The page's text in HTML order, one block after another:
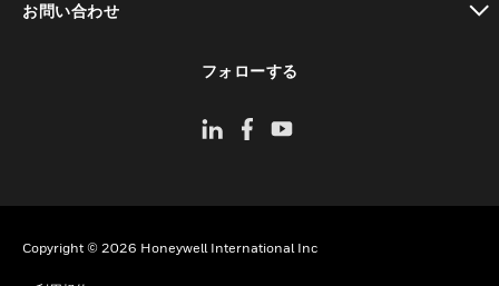
お問い合わせ
フォローする
Copyright © 2026 Honeywell International Inc